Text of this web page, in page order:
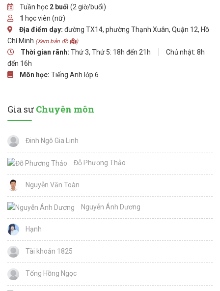
Tuần học 2 buổi (2 giờ/buổi)
1 học viên (nữ)
Địa điểm dạy: đường TX14, phường Thạnh Xuân, Quận 12, Hồ
Chí Minh (Xem bản đồ )
Thời gian rãnh: Thứ 3, Thứ 5: 18h đến 21h
Chủ nhật: 8h
đến 16h
Môn học: Tiếng Anh lớp 6
Gia sư Chuyên môn
Đinh Ngô Gia Linh
Đỗ Phương Thảo
Nguyễn Văn Toàn
Nguyễn Ánh Dương
Hạnh
Tài khoản 1825
Tống Hồng Ngọc